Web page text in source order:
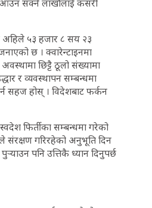
आउन सक्ने लाखौंलाई कसरी
अहिले ५३ हजार ८ सय २३
छ । क्वारेन्टाइनमा
छिट्टै ठूलो संख्यामा
र व्यवस्थापन सम्बन्धमा
सहज होस् । विदेशबाट फर्कन
फिर्तीका सम्बन्धमा गरेको
संरक्षण गरिरहेको अनुभूति दिन
पनि उत्तिकै ध्यान दिनुपर्छ